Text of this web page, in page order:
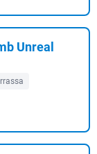
Unreal